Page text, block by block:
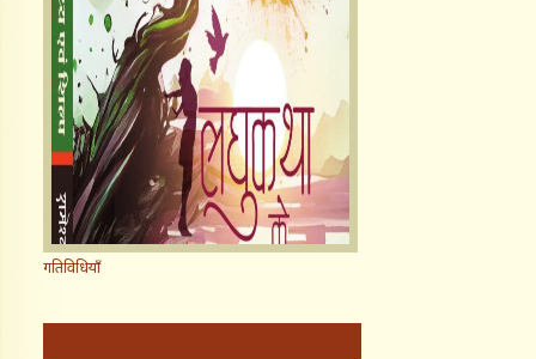
गतिविधियाँ